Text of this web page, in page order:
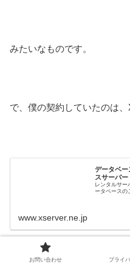
みたいなものです。
で、僕の契約していたのは、
データベー
スサーバー
レンタルサー
ータベースの
www.xserver.ne.jp
お問い合わせ プライ